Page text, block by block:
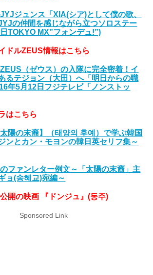
ジュンス「XIA(シア)として僕の歌、
の仲間を感じながら立つソロステー
TOKYO MX”フォンデュ!”)
ドルZEUS情報はこちら
（ゼウス）の入隊に完全密着！イ
るテジョン（大田）へ「明日からの職
年5月12日フジテレビ「ノンストッ
はこちら
陽の末裔】（태양의 후예）で学ぶ韓国
ンとカン・モヨンの韓日英セリフ集～
ファンレター例文～「太陽の末裔」主
ョ(송혜교)宛編～
開の映画 『ドンジュ』(동주)
Sponsored Link